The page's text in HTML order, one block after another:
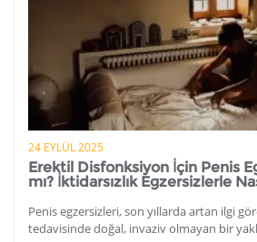
24 EYLÜL 2025
Erektil Disfonksiyon İçin Penis
mı? İktidarsızlık Egzersizlerle
Penis egzersizleri, son yıllarda artan ilgi
tedavisinde doğal, invaziv olmayan bir